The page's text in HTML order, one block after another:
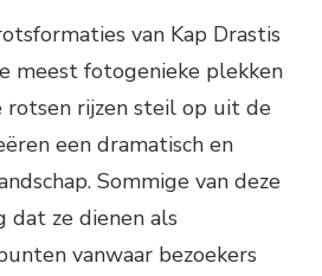
van Kap Drastis
meest fotogenieke plekken
rotsen rijzen steil op uit de
een dramatisch en
Sommige van deze
dat ze dienen als
vanwaar bezoekers